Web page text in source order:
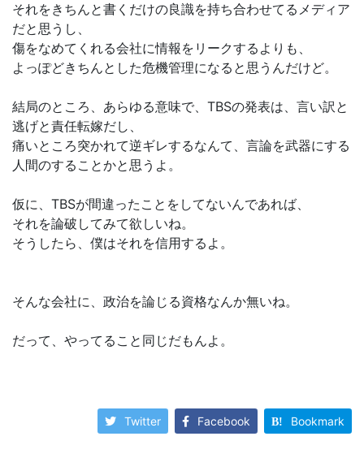
それをきちんと書くだけの良識を持ち合わせてるメディア
だと思うし、
傷をなめてくれる会社に情報をリークするよりも、
よっぽどきちんとした危機管理になると思うんだけど。
結局のところ、あらゆる意味で、TBSの発表は、言い訳と
逃げと責任転嫁だし、
痛いところ突かれて逆ギレするなんて、言論を武器にする
人間のすることかと思うよ。
仮に、TBSが間違ったことをしてないんであれば、
それを論破してみて欲しいね。
そうしたら、僕はそれを信用するよ。
そんな会社に、政治を論じる資格なんか無いね。
だって、やってること同じだもんよ。
Twitter Facebook Bookmark